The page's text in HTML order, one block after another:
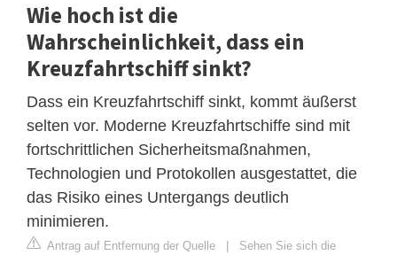
Wie hoch ist die
Wahrscheinlichkeit, dass ein
Kreuzfahrtschiff sinkt?
Dass ein Kreuzfahrtschiff sinkt, kommt äußerst
selten vor. Moderne Kreuzfahrtschiffe sind mit
fortschrittlichen Sicherheitsmaßnahmen,
Technologien und Protokollen ausgestattet, die
das Risiko eines Untergangs deutlich
minimieren.
Antrag auf Entfernung der Quelle | Sehen Sie sich die